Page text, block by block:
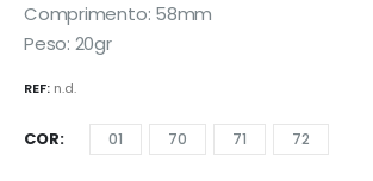
Comprimento: 58mm
Peso: 20gr
REF: n.d.
COR 01 70 71 72